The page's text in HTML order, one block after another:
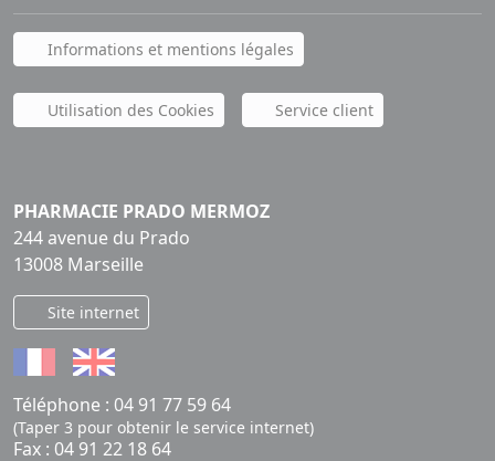
Informations et mentions légales
Utilisation des Cookies Service client
PHARMACIE PRADO MERMOZ
244 avenue du Prado
13008 Marseille
Site internet
Téléphone : 04 91 77 59 64
(Taper 3 pour obtenir le service internet)
Fax : 04 91 22 18 64